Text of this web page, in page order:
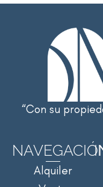
“Con su
Alquiler